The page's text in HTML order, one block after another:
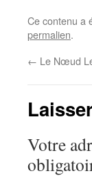
Ce contenu a
permalien.
← Le Nœud
Votre